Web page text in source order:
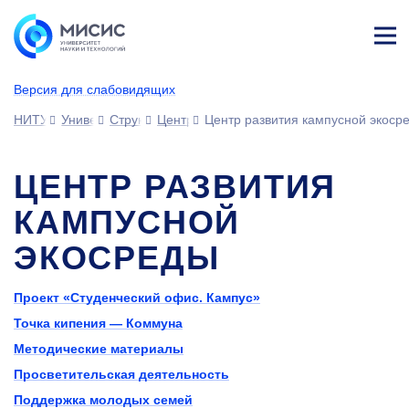
Версия для слабовидящих
ине
НИТУ МИСИСУниверситетСтруктура университета
Центры Центр развития кампусной
ЦЕНТР РАЗВИТИЯ
КАМПУСНОЙ
ЭКОСРЕДЫ
Проект «Студенческий офис. Кампус»
Точка кипения — Коммуна
Методические материалы
Просветительская деятельность
Поддержка молодых семей